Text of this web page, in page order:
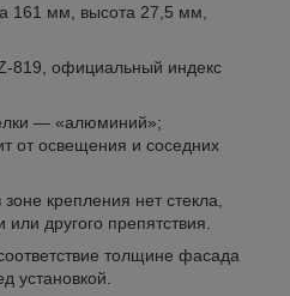
161 мм, высота 27,5 мм,
819, официальный индекс
— «алюминий»;
от освещения и соседних
крепления нет стекла,
другого препятствия.
толщине фасада
установкой.